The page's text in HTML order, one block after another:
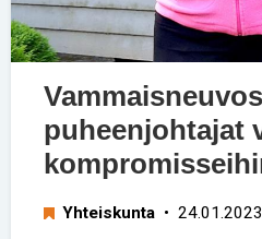
puheenjohtajat
Yhteiskunta • 24.01.2023